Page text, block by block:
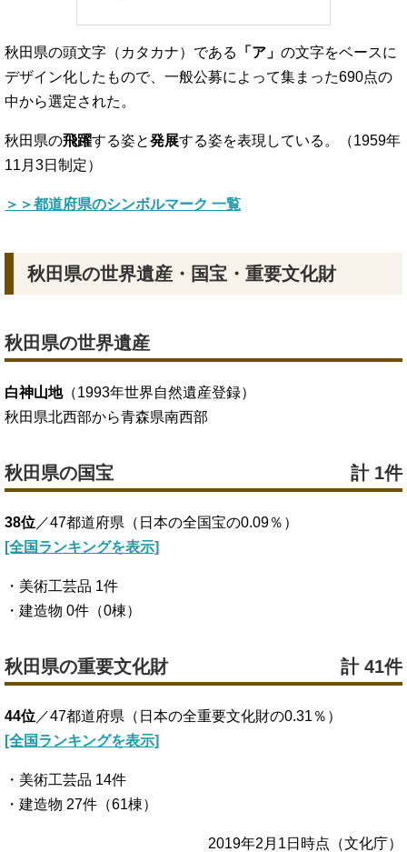
秋田県の頭文字（カタカナ）である 「ア」 の文字をベースに
デザイン化したもので、一般公募によって集まった690点の
中から選定された。
秋田県の飛躍する姿と発展する姿を表現している。（1959年
11月3日制定）
＞＞都道府県のシンボルマーク 一覧
秋田県の世界遺産・国宝・重要文化財
秋田県の世界遺産
白神山地（1993年世界自然遺産登録）
秋田県北西部から青森県南西部
秋田県の国宝 計 1件
38位／47都道府県（日本の全国宝の0.09％）
[全国ランキングを表示]
・美術工芸品 1件
・建造物 0件（0棟）
秋田県の重要文化財 計 41件
44位／47都道府県（日本の全重要文化財の0.31％）
[全国ランキングを表示]
・美術工芸品 14件
・建造物 27件（61棟）
2019年2月1日時点（文化庁）